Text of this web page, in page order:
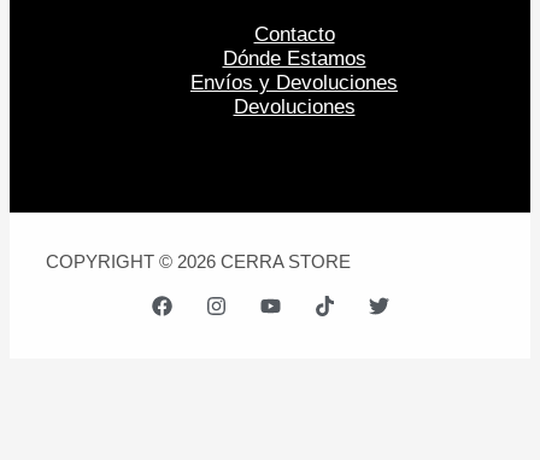
Contacto
Dónde Estamos
Envíos y Devoluciones
Devoluciones
COPYRIGHT © 2026 CERRA STORE